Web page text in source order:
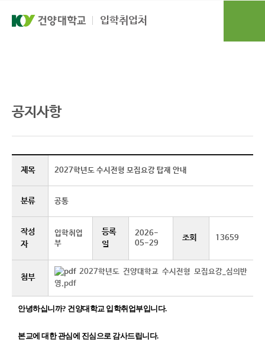
입학취업처
공지사항
제목 2027학년도 수시전형 모집요강 탑재 안내
분류 공통
작성
자
입학취업
부
등록
일
2026-
05-29
조회 13659
첨부
2027학년도 건양대학교 수시전형 모집요강_심의반
영.pdf
안녕하십니까? 건양대학교 입학취업부입니다.
본교에 대한 관심에 진심으로 감사드립니다.